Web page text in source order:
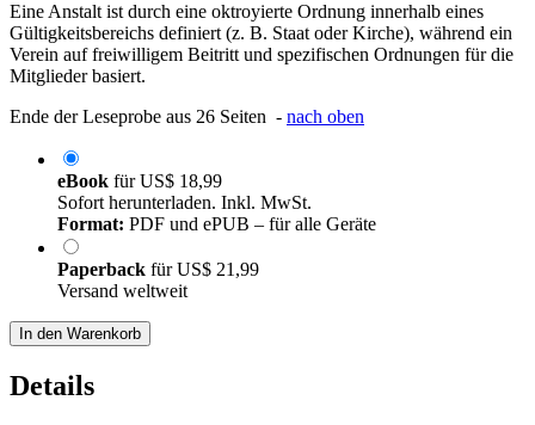
Eine Anstalt ist durch eine oktroyierte Ordnung innerhalb eines
Gültigkeitsbereichs definiert (z. B. Staat oder Kirche), während ein
Verein auf freiwilligem Beitritt und spezifischen Ordnungen für die
Mitglieder basiert.
Ende der Leseprobe aus 26 Seiten - nach oben
eBook fürUS$ 18,99
Sofort herunterladen. Inkl. MwSt.
Format: PDF und ePUB – für alle Geräte
Paperback fürUS$ 21,99
Versand weltweit
In den Warenkorb
Details